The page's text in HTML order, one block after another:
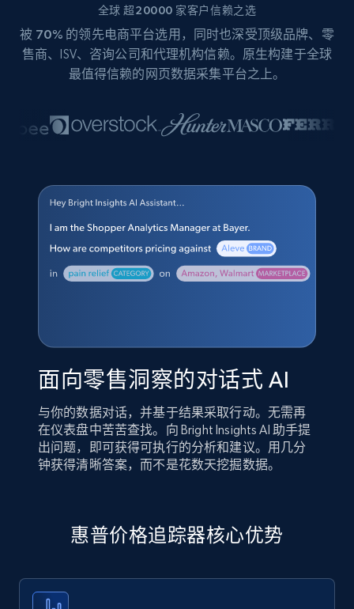
全球 超20000 家客户信赖之选
被 70% 的领先电商平台选用，同时也深受顶级品牌、零
售商、ISV、咨询公司和代理机构信赖。原生构建于全球
最值得信赖的网页数据采集平台之上。
面向零售洞察的对话式 AI
与你的数据对话，并基于结果采取行动。无需再
在仪表盘中苦苦查找。向 Bright Insights AI 助手提
出问题，即可获得可执行的分析和建议。用几分
钟获得清晰答案，而不是花数天挖掘数据。
惠普价格追踪器核心优势